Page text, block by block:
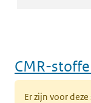
CMR-
Er zijn voor